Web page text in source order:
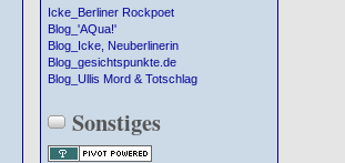
Icke_Berliner Rockpoet
Blog_'AQua!'
Blog_Icke, Neuberlinerin
Blog_gesichtspunkte.de
Blog_Ullis Mord & Totschlag
Sonstiges